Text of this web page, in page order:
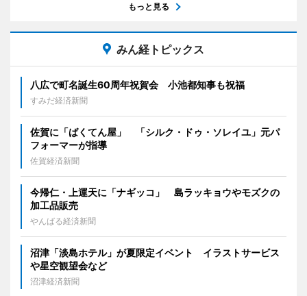
もっと見る
みん経トピックス
八広で町名誕生60周年祝賀会 小池都知事も祝福
すみだ経済新聞
佐賀に「ばくてん屋」 「シルク・ドゥ・ソレイユ」元パ
フォーマーが指導
佐賀経済新聞
今帰仁・上運天に「ナギッコ」 島ラッキョウやモズクの
加工品販売
やんばる経済新聞
沼津「淡島ホテル」が夏限定イベント イラストサービス
や星空観望会など
沼津経済新聞